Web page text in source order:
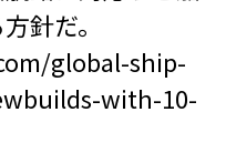
針だ。
global-ship-
with-10-